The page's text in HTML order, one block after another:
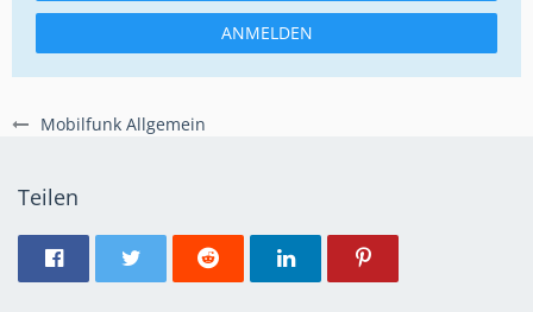
Mobilfunk Allgemein
ANMELDEN
Teilen